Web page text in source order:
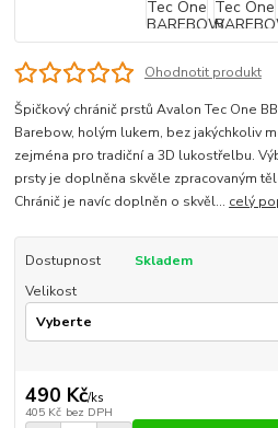
Ohodnotit produkt
Špičkový chránič prstů Avalon Tec One
Barebow, holým lukem, bez jakýchkoliv
zejména pro tradiční a 3D lukostřelbu.
prsty je doplněna skvěle zpracovaným
Chránič je navíc doplněn o skvěl... celý
Dostupnost
Skladem
Velikost
490 Kč/ks
405 Kč bez DPH